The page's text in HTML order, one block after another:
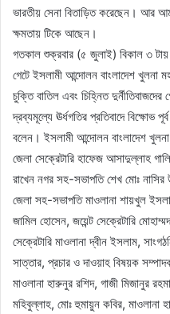
ভারতীয় সেনা বিতাড়িত করেছেন। আর
ক্ষমতায় টিকে আছেন।
গতকাল শুক্রবার (৫ জুলাই) বিকাল ৩ টায়
গেটে ইসলামী আন্দোলন বাংলাদেশ খুলনা
চুক্তি বাতিল এবং চিহ্নিত
দ্রব্যমূল্যে ঊর্ধগতির প্রতিবাদে বিক্ষোভ
বলেন। ইসলামী আন্দোলন বাংলাদেশ
জেলা সেক্রেটারি হাফেজ আসাদুল্লাহ
রাখেন নগর সহ-সভাপতি শেখ মোঃ
জেলা সহ-সভাপতি মাওলানা শায়খুল
জামিল হোসেন, জয়েন্ট সেক্রেটারি
সেক্রেটারি মাওলানা দ্বীন ইসলাম,
সাত্তার, প্রচার ও দাওয়াহ বিষয়ক
মাওলানা হারুনুর রশিদ, গাজী মিজানুর
মহিবুল্লাহ, মোঃ হুমায়ুন কবির, মাওলানা